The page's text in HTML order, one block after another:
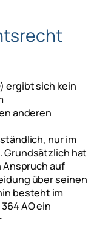
ergibt sich kein
anderen
nur im
hat
auf
über seinen
besteht im
AO ein